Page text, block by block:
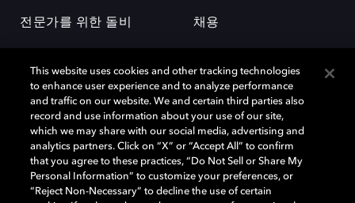
전문가를 위한 돌비 채용
돌비(Dolby)와 double-D 심볼은 미국 및 기타 국가 돌비래버러토리스
(Dolby Laboratories, Inc.)의 등록 및 미등록 상표이다. 그 밖에 다른 자료에
기재된 상표는 해당 상표 소유권자의 등록상표로 유지된다. © 2025 Dolby
Laboratories, Inc. All rights reserved.
This website uses cookies and other tracking technologies
to enhance user experience and to analyze performance
and traffic on our website. We and certain third parties also
record and use information about your use of our site,
which we may share with our social media, advertising and
analytics partners. Click on “X” or “Accept All” to confirm
that you agree to these practices, “Do Not Sell or Share My
Personal Information” to customize your preferences, or
“Reject Non-Necessary” to decline the use of certain